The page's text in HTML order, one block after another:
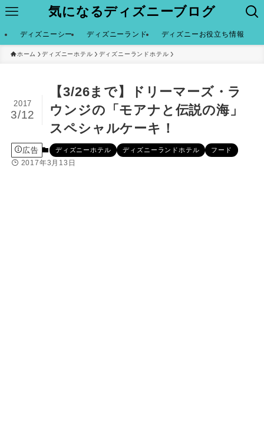
気になるディズニーブログ
ディズニーシー ディズニーランド ディズニーお役立ち情報
ホーム ディズニーホテル ディズニーランドホテル
【3/26まで】ドリーマーズ・ラ
ウンジの「モアナと伝説の海」
スペシャルケーキ！
2017
3/12
広告 ディズニーホテル ディズニーランドホテル フード
2017年3月13日